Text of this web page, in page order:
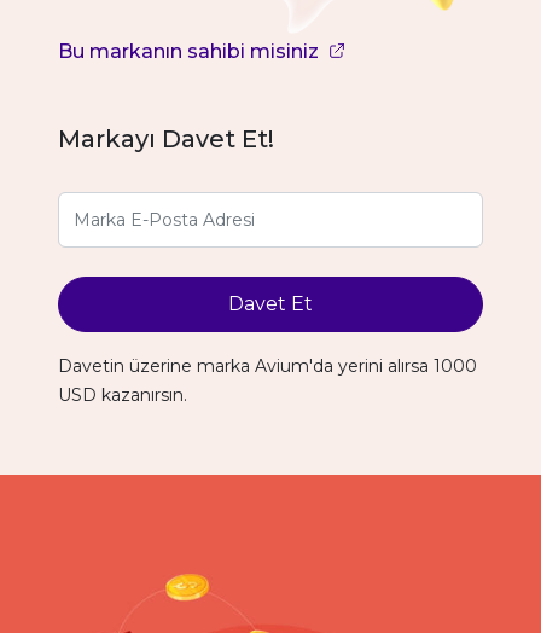
Bu markanın sahibi misiniz
Markayı Davet Et!
Davet Et
Davetin üzerine marka Avium'da yerini alırsa 1000
USD kazanırsın.